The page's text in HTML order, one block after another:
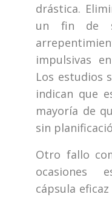
drástica.
un fin de
impulsivas
Los estudios
indican que
mayoría de
sin
Otro fallo
ocasiones
cápsula